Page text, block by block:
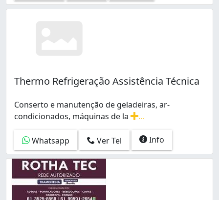
Thermo Refrigeração Assistência Técnica
Conserto e manutenção de geladeiras, ar-
condicionados, máquinas de la
Whatsapp
Ver Tel Info